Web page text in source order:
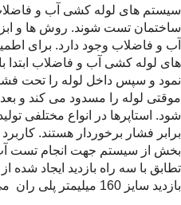
سیستم های لوله کشی آب و
ساختمان تست شوند. روش ها و
آب و فاضلاب وجود دارد. برای
های لوله کشی آب و فاضلاب ابتدا
نمود و سپس داخل لوله را تحت
موقتی لوله را مسدود می کند و
شود. استاپرها در انواع مختلفی
برابر فشار برخوردار هستند.
بخش از سیستم جهت انجام تست
بازدید سایز 160 میلیمتر پلی ران می باشد.